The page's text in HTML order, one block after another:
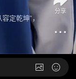
定乾坤”，
分享